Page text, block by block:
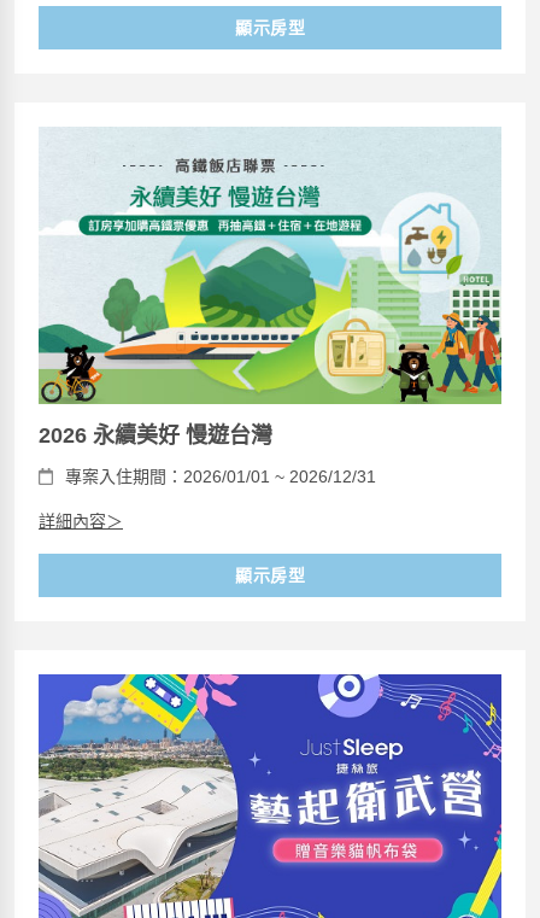
顯示房型
2026 永續美好 慢遊台灣
專案入住期間：2026/01/01 ~ 2026/12/31
詳細內容＞
顯示房型